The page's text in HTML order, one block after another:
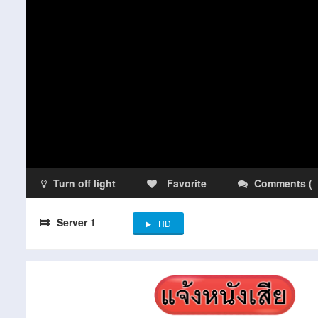
Turn off light Favorite Comments (
Server 1 HD